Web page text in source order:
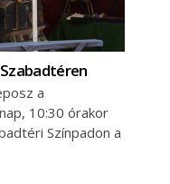
a
10:30 órakor
Színpadon a